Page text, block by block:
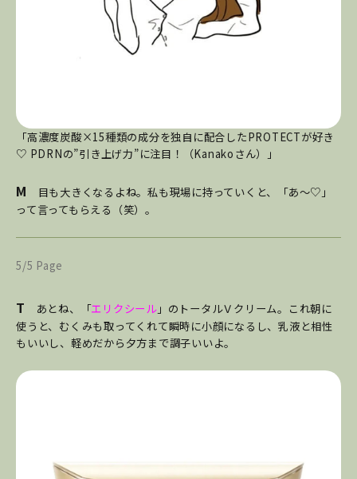
「高濃度炭酸×15種類の成分を独自に配合したPROTECTが好き
♡ PDRNの”引き上げ力”に注目！（Kanakoさん）」
M 目も大きくなるよね。私も現場に持っていくと、「あ～♡」
って言ってもらえる（笑）。
5/5 Page
T あとね、「エリクシール」のトータルＶクリーム。これ朝に
使うと、むくみも取ってくれて瞬時に小顔になるし、乳液と相性
もいいし、軽めだから夕方まで調子いいよ。